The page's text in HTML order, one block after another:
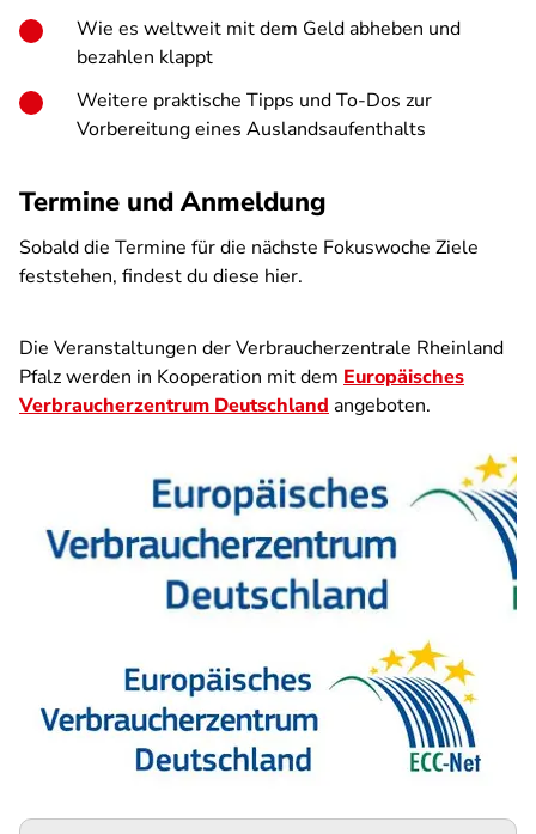
Wie es weltweit mit dem Geld abheben und
bezahlen klappt
Weitere praktische Tipps und To-Dos zur
Vorbereitung eines Auslandsaufenthalts
Termine und Anmeldung
Sobald die Termine für die nächste Fokuswoche Ziele
feststehen, findest du diese hier.
Die Veranstaltungen der Verbraucherzentrale Rheinland
Pfalz werden in Kooperation mit dem Europäisches
Verbraucherzentrum Deutschland angeboten.